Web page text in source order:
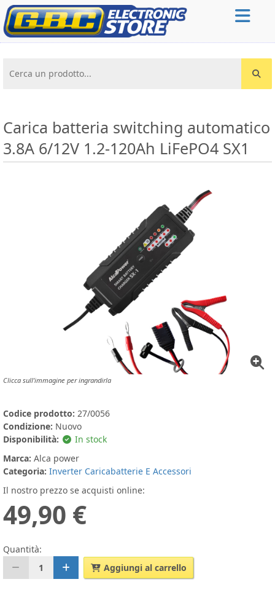
Cerca un prodotto...
Carica batteria switching automatico
3.8A 6/12V 1.2-120Ah LiFePO4 SX1
Clicca sull'immagine per ingrandirla
Codice prodotto: 27/0056
Condizione: Nuovo
Disponibilità:
In stock
Marca: Alca power
Categoria: Inverter Caricabatterie E Accessori
Il nostro prezzo se acquisti online:
49,90 €
Quantità:
1
Aggiungi al carrello